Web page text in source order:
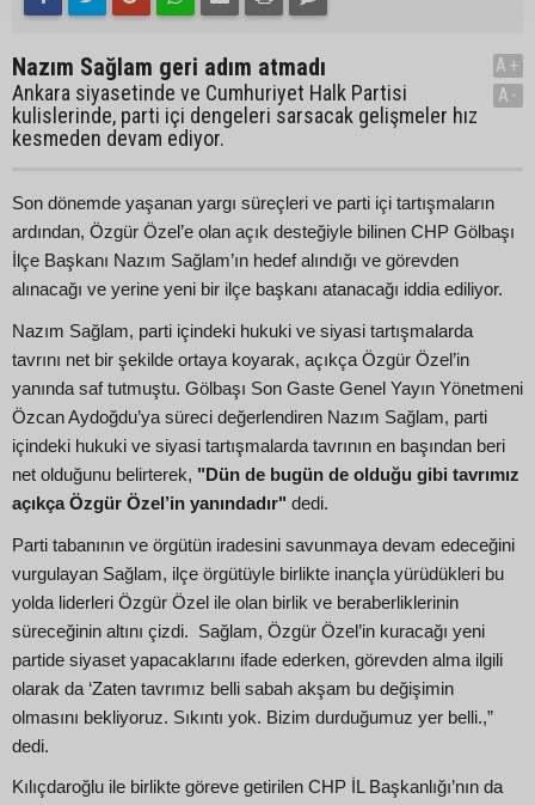
Nazım Sağlam geri adım atmadı
Ankara siyasetinde ve Cumhuriyet Halk Partisi
kulislerinde, parti içi dengeleri sarsacak gelişmeler hız
kesmeden devam ediyor.
A+
A-
Son dönemde yaşanan yargı süreçleri ve parti içi tartışmaların
ardından, Özgür Özel’e olan açık desteğiyle bilinen CHP Gölbaşı
İlçe Başkanı Nazım Sağlam’ın hedef alındığı ve görevden
alınacağı ve yerine yeni bir ilçe başkanı atanacağı iddia ediliyor.
Nazım Sağlam, parti içindeki hukuki ve siyasi tartışmalarda
tavrını net bir şekilde ortaya koyarak, açıkça Özgür Özel’in
yanında saf tutmuştu. Gölbaşı Son Gaste Genel Yayın Yönetmeni
Özcan Aydoğdu’ya süreci değerlendiren Nazım Sağlam, parti
içindeki hukuki ve siyasi tartışmalarda tavrının en başından beri
net olduğunu belirterek, "Dün de bugün de olduğu gibi tavrımız
açıkça Özgür Özel’in yanındadır" dedi.
Parti tabanının ve örgütün iradesini savunmaya devam edeceğini
vurgulayan Sağlam, ilçe örgütüyle birlikte inançla yürüdükleri bu
yolda liderleri Özgür Özel ile olan birlik ve beraberliklerinin
süreceğinin altını çizdi. Sağlam, Özgür Özel’in kuracağı yeni
partide siyaset yapacaklarını ifade ederken, görevden alma ilgili
olarak da ‘Zaten tavrımız belli sabah akşam bu değişimin
olmasını bekliyoruz. Sıkıntı yok. Bizim durduğumuz yer belli.,”
dedi.
Kılıçdaroğlu ile birlikte göreve getirilen CHP İL Başkanlığı’nın da